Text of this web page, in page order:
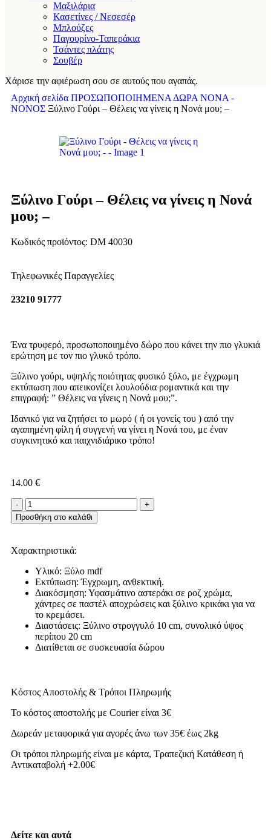
Μαξιλάρια
Κασετίνες / Νεσεσέρ
Μπλούζες
Παγουρίνο-Ταπεράκια
Τσάντες πλάτης
Σουβέρ
Χάρισε την αφιέρωση σου σε αυτούς που αγαπάς.
Αρχική σελίδα ΠΡΟΣΩΠΟΠΟΙΗΜΕΝΑ ΔΩΡΑ ΝΟΝΑ -
ΝΟΝΟΣ Ξύλινο Γούρι – Θέλεις να γίνεις η Νονά μου; –
Ξύλινο Γούρι – Θέλεις να γίνεις η Νονά
μου; –
Κωδικός προϊόντος: DM 40030
Τηλεφωνικές Παραγγελίες
23210 91777
Ένα τρυφερό, προσωποποιημένο δώρο που κάνει την πιο γλυκιά
ερώτηση με τον πιο γλυκό τρόπο.
Ξύλινο γούρι, υψηλής ποιότητας φυσικό ξύλο, με έγχρωμη
εκτύπωση που απεικονίζει λουλούδια ρομαντικά και την
επιγραφή: ” Θέλεις να γίνεις η Νονά μου;”.
Ιδανικό για να ζητήσει το μωρό ( ή οι γονείς του ) από την
αγαπημένη φίλη ή συγγενή να γίνει η Νονά του, με έναν
συγκινητικό και παιχνιδιάρικο τρόπο!
14.00 €
Προσθήκη στο καλάθι
Χαρακτηριστικά:
Υλικό: Ξύλο mdf
Εκτύπωση: Έγχρωμη, ανθεκτική.
Διακόσμηση: Υφασμάτινο αστεράκι σε ροζ χρώμα,
χάντρες σε παστέλ αποχρώσεις και ξύλινο κρικάκι για να
το κρεμάσει.
Διαστάσεις: Ξύλινο στρογγυλό 10 cm, συνολικό ύψος
περίπου 20 cm
Διατίθεται σε συσκευασία δώρου
Κόστος Αποστολής & Τρόποι Πληρωμής
Το κόστος αποστολής με Courier είναι 3€
Δωρεάν μεταφορικά για αγορές άνω των 35€ έως 2kg
Οι τρόποι πληρωμής είναι με κάρτα, Τραπεζική Κατάθεση ή
Αντικαταβολή +2.00€
Δείτε και αυτά